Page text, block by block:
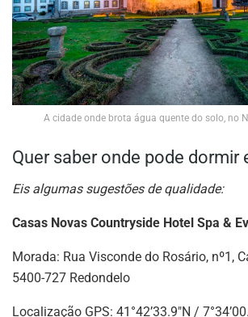
A cidade onde brota água quente do solo, no
Quer saber onde pode dormir
Eis algumas sugestões de qualidade:
Casas Novas Countryside Hotel Spa &
Morada: Rua Visconde do Rosário, nº1,
5400-727 Redondelo
Localização GPS: 41°42’33.9″N /